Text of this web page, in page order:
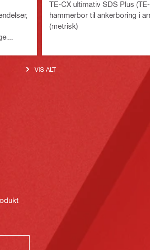
TE-CX ultimativ SDS Plus
hammerbor til ankerboring i
(metrisk)
VIS ALT